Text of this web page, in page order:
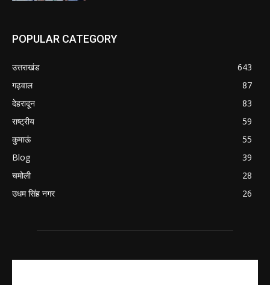
POPULAR CATEGORY
उत्तराखंड
643
गढ़वाल
87
देहरादून
83
राष्ट्रीय
59
कुमाऊं
55
Blog
39
चमोली
28
उधम सिंह नगर
26